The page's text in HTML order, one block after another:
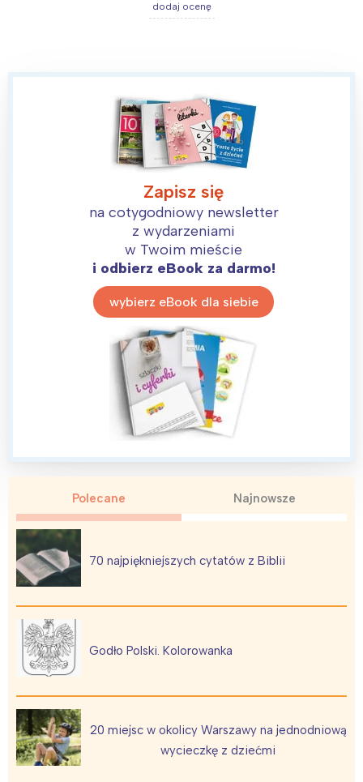
dodaj ocenę
Zapisz się
na cotygodniowy newsletter
z wydarzeniami
w Twoim mieście
i odbierz eBook za darmo!
wybierz eBook dla siebie
Polecane Najnowsze
70 najpiękniejszych cytatów z Biblii
Godło Polski. Kolorowanka
20 miejsc w okolicy Warszawy na jednodniową
wycieczkę z dziećmi
Interesują mnie wydarzenia z
tego regionu:
Warszawa